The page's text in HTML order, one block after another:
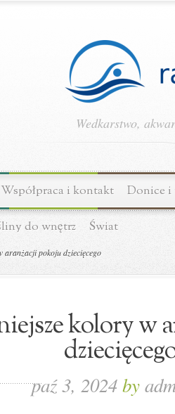
Wedkarstwo,
Współpraca i kontakt Donice i
do wnętrz Świat
aranżacji pokoju dziecięcego
kolory w
paź 3, 2024by